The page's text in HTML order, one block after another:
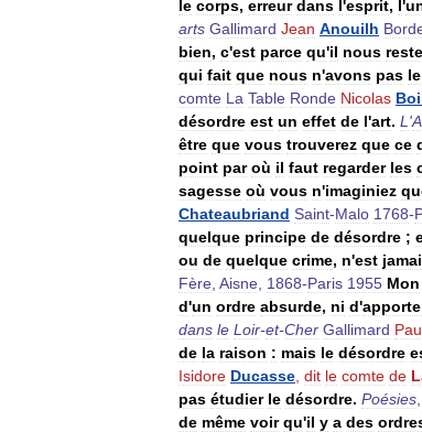
le corps, erreur dans l'esprit, l'
arts Gallimard Jean Anouilh
bien, c'est parce qu'il nous reste
qui fait que nous n'avons pas le
comte La Table Ronde Nicolas
désordre est un effet de l'art. L '
être que vous trouverez que ce
point par où il faut regarder les
sagesse où vous n'imaginiez
Chateaubriand Saint-Malo 1768-
quelque principe de désordre ;
ou de quelque crime, n'est
Fère Aisne 1868-Paris 1955 Mon
d'un ordre absurde, ni d'
dans le Loir-et-Cher Gallimard
de la raison : mais le désordre
Isidore Ducasse dit le comte de
pas étudier le désordre. Poésies
de même voir qu'il y a des